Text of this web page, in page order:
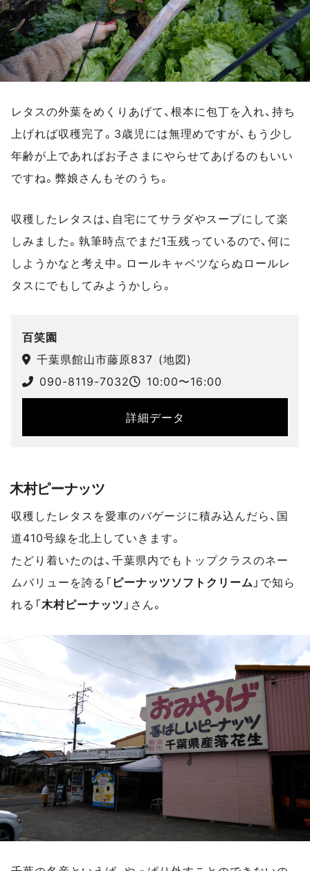
レタスの外葉をめくりあげて、根本に包丁を入れ、持ち
上げれば収穫完了。3歳児には無理めですが、もう少し
年齢が上であればお子さまにやらせてあげるのもいい
ですね。弊娘さんもそのうち。
収穫したレタスは、自宅にてサラダやスープにして楽
しみました。執筆時点でまだ1玉残っているので、何に
しようかなと考え中。ロールキャベツならぬロールレ
タスにでもしてみようかしら。
百笑園
千葉県館山市藤原837 (地図)
090-8119-7032
10:00〜16:00
詳細データ
木村ピーナッツ
収穫したレタスを愛車のバゲージに積み込んだら、国
道410号線を北上していきます。
たどり着いたのは、千葉県内でもトップクラスのネー
ムバリューを誇る「 ピーナッツソフトクリーム 」で知ら
れる「木村ピーナッツ 」さん。